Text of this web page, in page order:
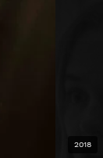
2018